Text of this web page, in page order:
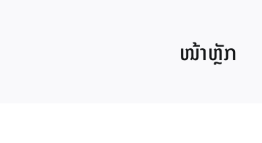
ໜ້າຫຼັກ